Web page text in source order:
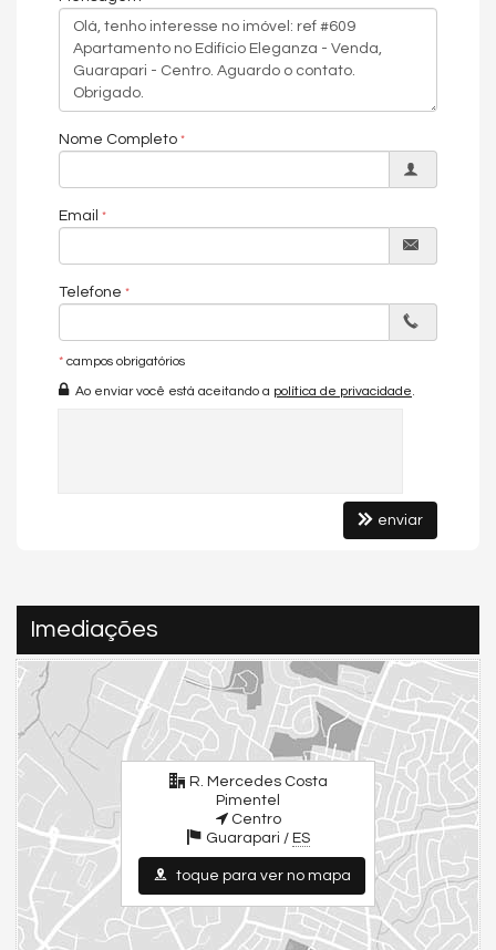
Piso Porcelanato
Acabamento em Gesso
Aceita Pet
Características do Empreendimento
Sauna
Salão de Festas
Espaço Gourmet
Espaço Fitness
Portaria 24h
Gás Central
Sala de Reunião
Entrada para Banhistas
Nome Completo
Email
Telefone
* campos obrigatórios
Ao enviar você está aceitando a política de privacidade
enviar
Imediações
R. Mercedes Costa
Pimentel
Centro
Guarapari / ES
toque para ver no mapa